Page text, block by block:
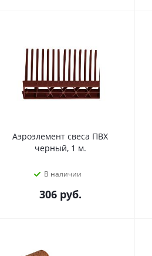
Аэроэлемент свеса ПВХ
черный, 1 м.
В наличии
306руб.